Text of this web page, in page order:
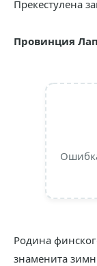
Прекестулена
Провинция
Родина
знаменита